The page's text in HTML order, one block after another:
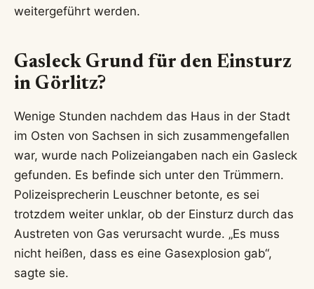
weitergeführt werden.
Gasleck Grund für den Einsturz
in Görlitz?
Wenige Stunden nachdem das Haus in der Stadt
im Osten von Sachsen in sich zusammengefallen
war, wurde nach Polizeiangaben nach ein Gasleck
gefunden. Es befinde sich unter den Trümmern.
Polizeisprecherin Leuschner betonte, es sei
trotzdem weiter unklar, ob der Einsturz durch das
Austreten von Gas verursacht wurde. „Es muss
nicht heißen, dass es eine Gasexplosion gab“,
sagte sie.